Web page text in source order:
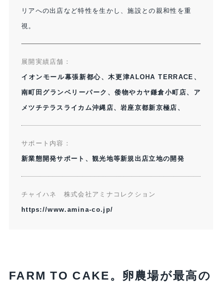
リアへの出店など特性を生かし、施設との親和性を重
視。
展開実績店舗：​
イオンモール幕張新都心、木更津ALOHA TERRACE、
南町田グランベリーパーク、倭物やカヤ鎌倉小町店、ア
メツチテラスライカム沖縄店、岩座京都新京極店、​
サポート内容：​
新業態開発サポート、観光地等新規出店立地の開発
チャイハネ 株式会社アミナコレクション​
https://www.amina-co.jp/
FARM TO CAKE。卵農場が最高の